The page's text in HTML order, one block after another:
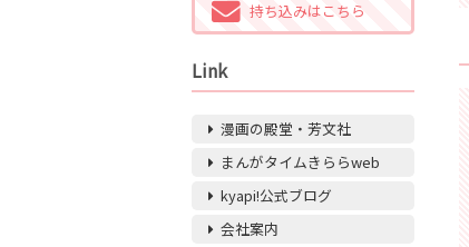
持ち込みはこちら
Link
漫画の殿堂・芳文社
まんがタイムきららweb
kyapi!公式ブログ
会社案内